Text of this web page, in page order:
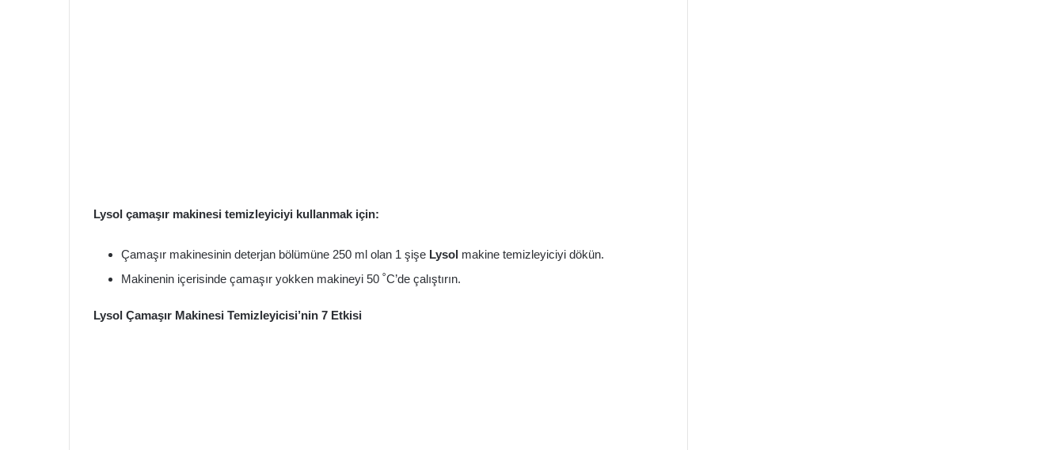
Lysol çamaşır makinesi temizleyiciyi kullanmak için:
Çamaşır makinesinin deterjan bölümüne 250 ml olan 1 şişe Lysol makine temizleyiciyi dökün.
Makinenin içerisinde çamaşır yokken makineyi 50 ˚C’de çalıştırın.
Lysol Çamaşır Makinesi Temizleyicisi’nin 7 Etkisi